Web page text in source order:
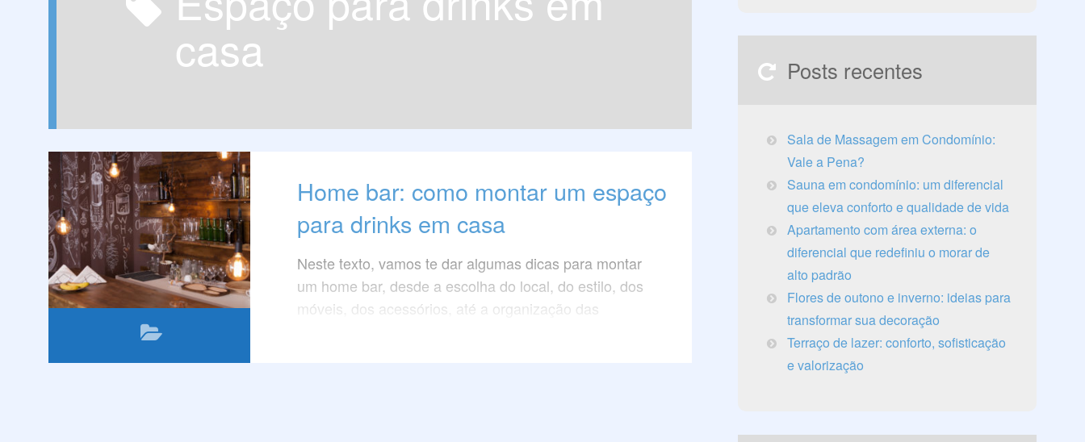
casa
Home bar: como montar um espaço
para drinks em casa
Neste texto, vamos te dar algumas dicas para montar
um home bar, desde a escolha do local, do estilo, dos
móveis, dos acessórios, até a organização das
Posts recentes
Sala de Massagem em Condomínio:
Vale a Pena?
Sauna em condomínio: um diferencial
que eleva conforto e qualidade de vida
Apartamento com área externa: o
diferencial que redefiniu o morar de
alto padrão
Flores de outono e inverno: ideias para
transformar sua decoração
Terraço de lazer: conforto, sofisticação
e valorização